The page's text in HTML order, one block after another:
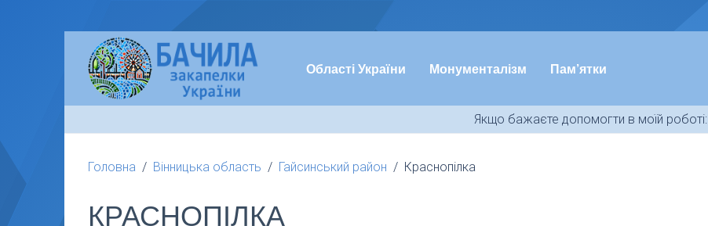
Області України Монументалізм Пам’ятки
Якщо бажаєте допомогти в моїй роботі:
Головна Вінницька область Гайсинський район Краснопілка
КРАСНОПІЛКА